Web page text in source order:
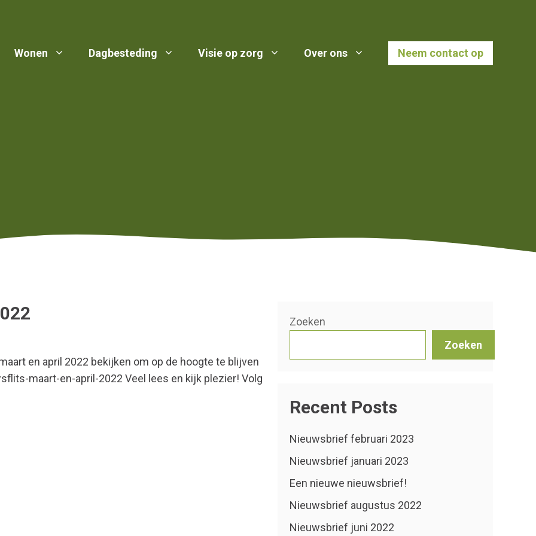
Wonen Dagbesteding Visie op zorg Over ons Neem contact op
en april 2022 bekijken om op de hoogte te blijven
maart-en-april-2022 Veel lees en kijk plezier! Volg
Zoeken
Zoeken
Recent Posts
Nieuwsbrief februari 2023
Nieuwsbrief januari 2023
Een nieuwe nieuwsbrief!
Nieuwsbrief augustus 2022
Nieuwsbrief juni 2022